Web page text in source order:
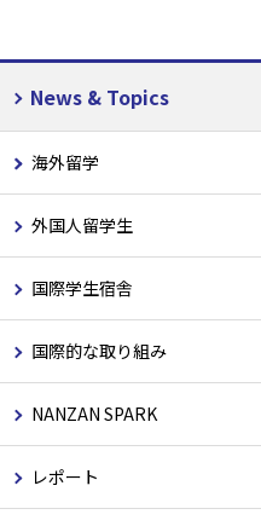
News & Topics
海外留学
外国人留学生
国際学生宿舎
国際的な取り組み
NANZAN SPARK
レポート